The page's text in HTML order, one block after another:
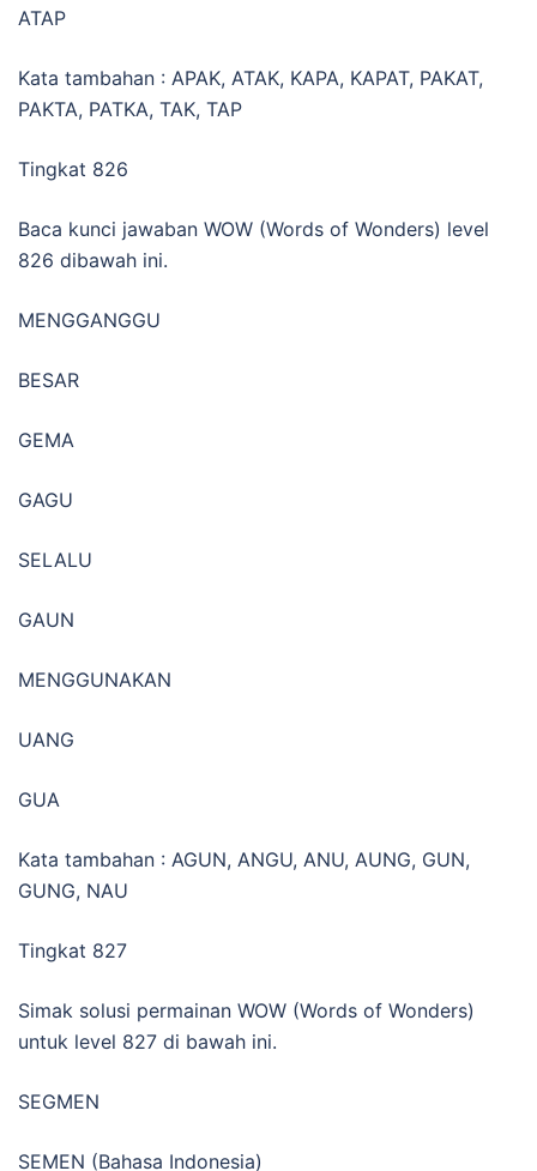
ATAP
Kata tambahan : APAK, ATAK, KAPA, KAPAT, PAKAT,
PAKTA, PATKA, TAK, TAP
Tingkat 826
Baca kunci jawaban WOW (Words of Wonders) level
826 dibawah ini.
MENGGANGGU
BESAR
GEMA
GAGU
SELALU
GAUN
MENGGUNAKAN
UANG
GUA
Kata tambahan : AGUN, ANGU, ANU, AUNG, GUN,
GUNG, NAU
Tingkat 827
Simak solusi permainan WOW (Words of Wonders)
untuk level 827 di bawah ini.
SEGMEN
SEMEN (Bahasa Indonesia)